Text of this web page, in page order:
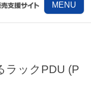
MENU
ラックPDU (P